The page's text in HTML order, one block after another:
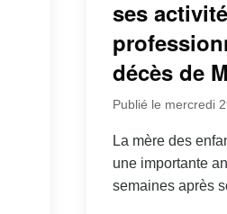
ses
décès de
Publié le mercredi
La mère des
une importante
semaines après